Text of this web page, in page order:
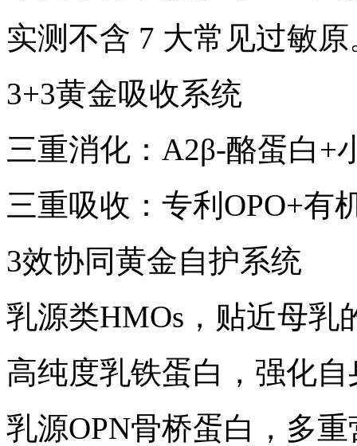
实测不含 7 大常见过敏原
3+3黄金吸收系统
三重消化：A2β-酪蛋白+
三重吸收：专利OPO+有
3效协同黄金自护系统
乳源类HMOs，贴近母乳
高纯度乳铁蛋白，强化
乳源OPN骨桥蛋白，多